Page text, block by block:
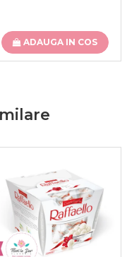
ADAUGA IN COS